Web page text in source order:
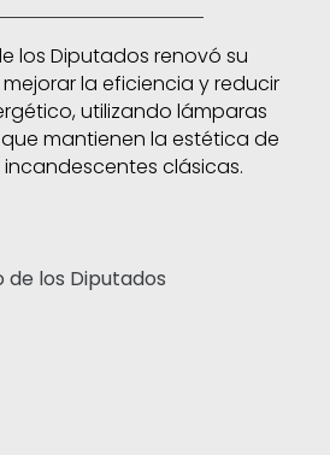
los Diputados renovó su
la eficiencia y reducir
utilizando lámparas
que mantienen la estética de
clásicas.
de los Diputados